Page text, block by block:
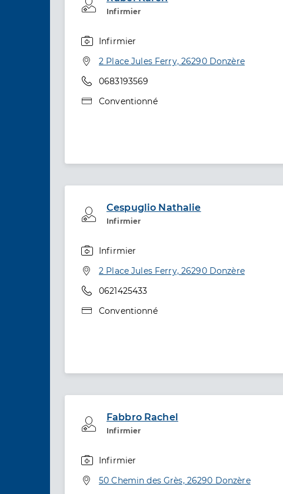
Infirmier
Infirmier
Adresse
2 Place Jules Ferry, 26290 Donzère
Téléphone
0683193569
Type de convention
Conventionné
Cespuglio Nathalie
Infirmier
Professionel de santé
Infirmier
Adresse
2 Place Jules Ferry, 26290 Donzère
Téléphone
0621425433
Type de convention
Conventionné
Fabbro Rachel
Infirmier
Professionel de santé
Infirmier
Adresse
50 Chemin des Grès, 26290 Donzère